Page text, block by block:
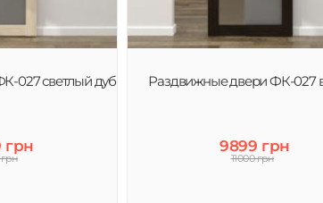
027 светлый дуб
грн
грн
Раздвижные двери ФК-027
9899 грн
11000 грн